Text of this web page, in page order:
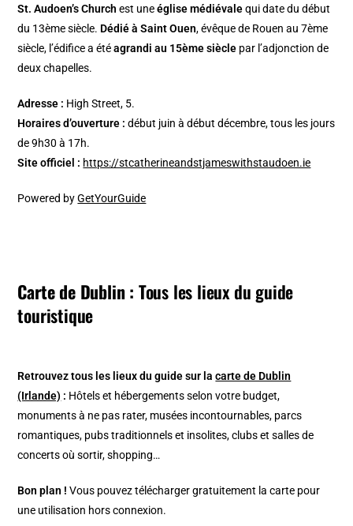
St. Audoen’s Church est uneéglise médiévalequi date du début
du 13ème siècle. Dédié à Saint Ouen, évêque de Rouen au 7ème
siècle, l’édifice a étéagrandi au 15ème siècle par l’adjonction de
deux chapelles.
Adresse : High Street, 5.
Horaires d’ouverture : début juin à début décembre, tous les jours
de 9h30 à 17h.
Site officiel : https://stcatherineandstjameswithstaudoen.ie
Powered byGetYourGuide
Carte de Dublin : Tous les lieux du guide
touristique
Retrouvez tous les lieux du guide sur lacarte de Dublin
(Irlande) : Hôtels et hébergements selon votre budget,
monuments à ne pas rater, musées incontournables, parcs
romantiques, pubs traditionnels et insolites, clubs et salles de
concerts où sortir, shopping…
Bon plan ! Vous pouvez télécharger gratuitement la carte pour
une utilisation hors connexion.